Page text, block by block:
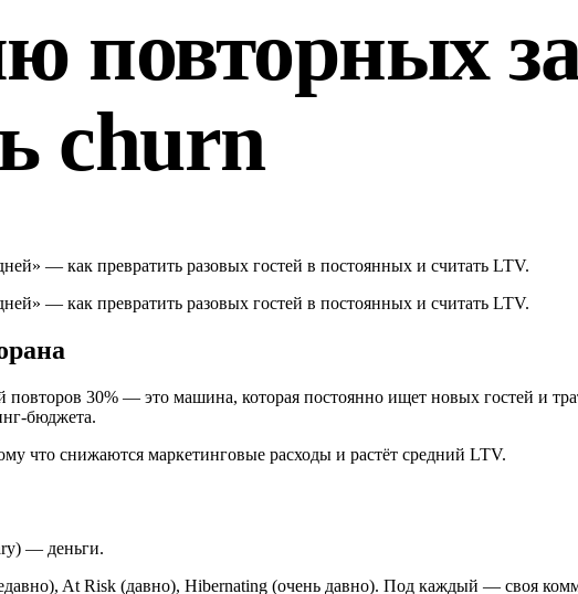
повторных
churn
— как превратить разовых гостей в постоянных и считать LTV.
— как превратить разовых гостей в постоянных и считать LTV.
30% — это машина, которая постоянно ищет новых гостей и
бюджета.
что снижаются маркетинговые расходы и растёт средний LTV.
— деньги.
At Risk (давно), Hibernating (очень давно). Под каждый — своя